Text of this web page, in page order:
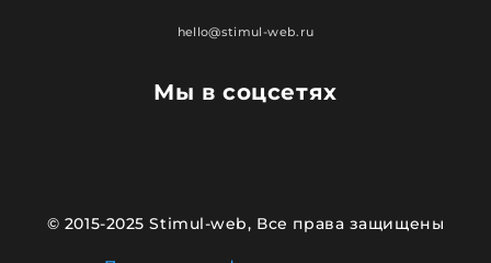
Мы в соцсетях
hello@stimul-web.ru
© 2015-2025 Stimul-web, Все права защищены